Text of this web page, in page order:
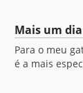
Mais um
Para o meu
é a mais